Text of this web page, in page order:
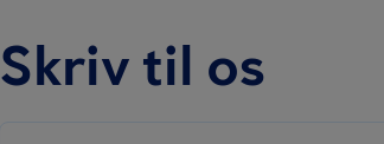
Skriv til os